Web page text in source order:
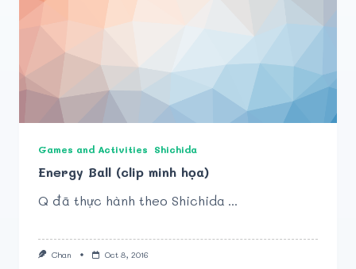
Games and Activities Shichida
Energy Ball (clip minh họa)
Q đã thực hành theo Shichida ...
Chan Oct 8, 2016